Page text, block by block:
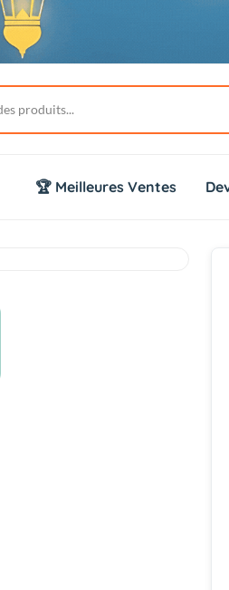
🏆 Meilleures Ventes